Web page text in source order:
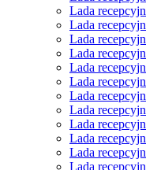
Lada
Lada
Lada
Lada
Lada
Lada
Lada
Lada
Lada
Lada
Lada
Lada